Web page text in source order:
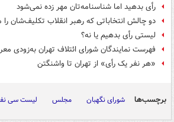
رأی بدهید اما شناسنامه‌تان مهر زده نمی‌شود
دو چالش انتخاباتی که رهبر انقلاب تکلیف‌شان
لیستی رأی بدهیم یا نه؟
فهرست نمایندگان شورای ائتلاف تهران به‌زودی
«هر نفر یک رأی» از تهران تا واشنگتن
برچسب‌ها شورای نگهبان مجلس لیست سی